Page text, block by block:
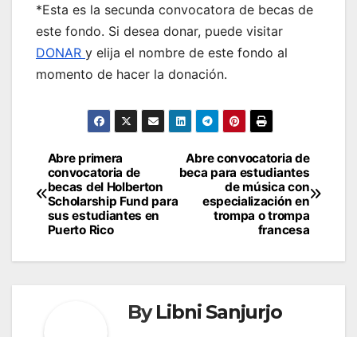
*Esta es la secunda convocatora de becas de
este fondo. Si desea donar, puede visitar
DONAR y elija el nombre de este fondo al
momento de hacer la donación.
Navegación
de
entradas
Abre convocatoria de
beca para estudiantes
de música con
especialización en
trompa o trompa
francesa
Abre primera
convocatoria de
becas del Holberton
Scholarship Fund para
sus estudiantes en
Puerto Rico
ByLibni Sanjurjo